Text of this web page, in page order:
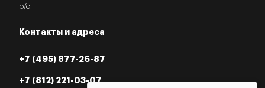
р/с.
Контакты и адреса
+7 (495) 877-26-87
+7 (812) 221-03-07